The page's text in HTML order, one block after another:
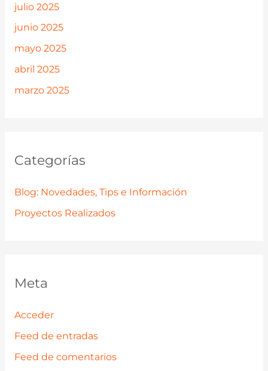
julio 2025
junio 2025
mayo 2025
abril 2025
marzo 2025
Categorías
Blog: Novedades, Tips e Información
Proyectos Realizados
Meta
Acceder
Feed de entradas
Feed de comentarios